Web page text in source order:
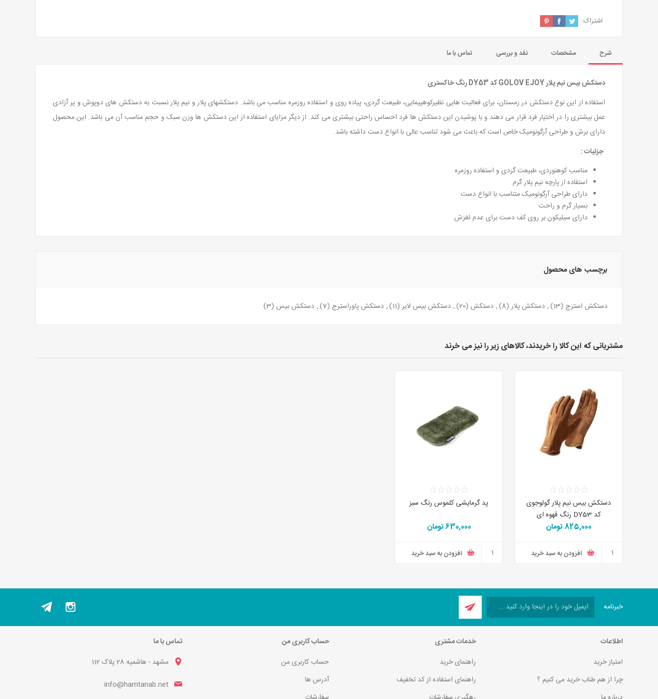
اشتراک:
شرح مشخصات نقد و بررسی تماس با ما
دستکش بیس نیم پلار GOLOV EJOY کد DY53 رنگ خاکستری
استفاده از این نوع دستکش در زمستان، برای فعالیت هایی نظیرکوهپیمایی، طبیعت گردی، پیاده روی و استفاده روزمره مناسب می باشد. دستکشهای پلار و نیم پلار نسبت به دستکش های دوپوش و پر آزادی
عمل بیشتری را در اختیار فرد قرار می دهند و با پوشیدن این دستکش ها فرد احساس راحتی بیشتری می کند. از دیگر مزایای استفاده از این دستکش ها وزن سبک و حجم مناسب آن می باشد. این محصول
دارای برش و طراحی آرگونومیک خاص است که باعث می شود تناسب عالی با انواع دست داشته باشد.
جزئیات :
مناسب کوهنوردی، طبیعت گردی و استفاده روزمره
استفاده از پارچه نیم پلار گرم
دارای طراحی آرگونومیک متناسب با انواع دست
بسیار گرم و راحت
دارای سیلیکون بر روی کف دست برای عدم لغزش
برچسب های محصول
دستکش استرج (13)
, دستکش پلار (8)
, دستکش (20)
, دستکش بیس لایر (11)
, دستکش پاوراسترج (7)
, دستکش بیس (3)
مشتریانی که این کالا را خریدند، کالاهای زیر را نیز می خرند
دستکش بیس نیم پلار گولوجوی
کد DY53 رنگ قهوه ای
825,000 تومان
افزودن به سبد خرید
پد گرمایشی کلموس رنگ سبز
630,000 تومان
افزودن به سبد خرید
خبرنامه
اطلاعات
امتیاز خرید
چرا از هم طناب خرید می کنیم ؟
خدمات مشتری
راهنمای خرید
راهنمای استفاده از کد تخفیف
حساب کاربری من
حساب کاربری من
آدرس ها
تماس با ما
مشهد - هاشمیه 28 پلاک 112
info@hamtanab.net